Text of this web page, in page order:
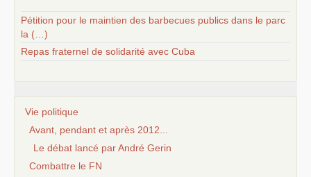
Pétition pour le maintien des barbecues publics dans le parc
la (…)
Repas fraternel de solidarité avec Cuba
Vie politique
Avant, pendant et après 2012...
Le débat lancé par André Gerin
Combattre le FN